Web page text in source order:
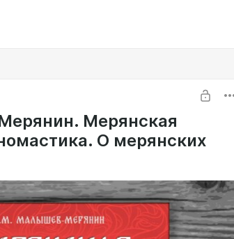
Мерянская
О мерянских